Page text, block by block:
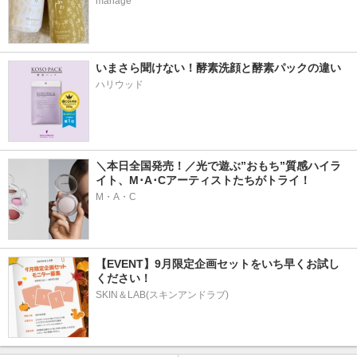
いまさら聞けない！酵素洗顔と酵素パックの違い
ハリウッド
＼本日全国発売！／光で遊ぶ”おもち”質感ハイラ
イト、M･A･Cアーティストたちがトライ！
M・A・C
【EVENT】9月限定企画セットをいち早くお試し
ください！
SKIN＆LAB(スキンアンドラブ)